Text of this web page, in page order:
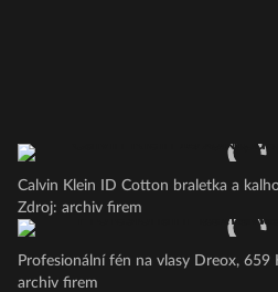
Calvin Klein ID Cotton braletka a
Zdroj: archiv firem
Profesionální fén na vlasy Dreox, 659
archiv firem